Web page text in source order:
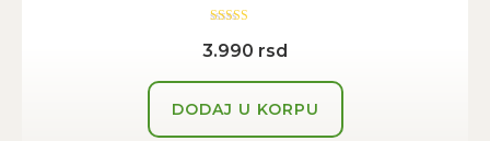
5.00
od 5
3.990 rsd
DODAJ U KORPU